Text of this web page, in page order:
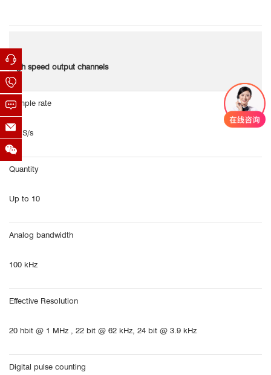
High speed output channels
Sample rate
1 MS/s
Quantity
Up to 10
Analog bandwidth
100 kHz
Effective Resolution
20 hbit @ 1 MHz , 22 bit @ 62 kHz, 24 bit @ 3.9 kHz
Digital pulse counting